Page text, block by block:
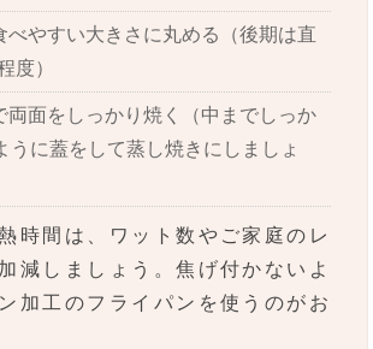
べやすい大きさに丸める（後期は直
度）
両面をしっかり焼く（中までしっか
うに蓋をして蒸し焼きにしましょ
時間は、ワット数やご家庭のレ
減しましょう。焦げ付かないよ
加工のフライパンを使うのがお